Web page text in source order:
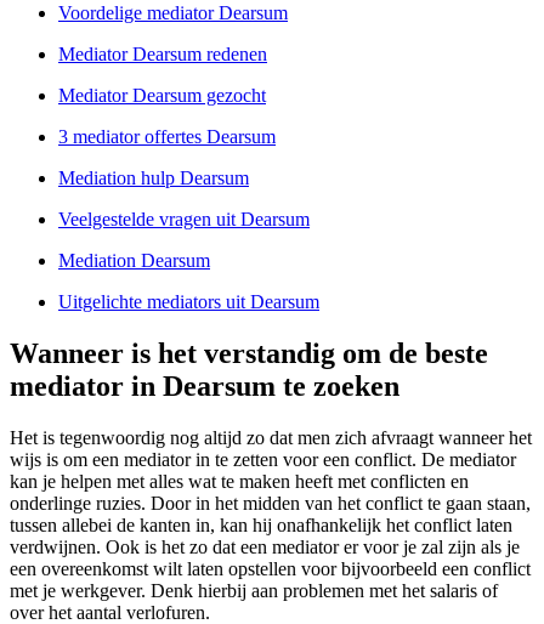
Voordelige mediator Dearsum
Mediator Dearsum redenen
Mediator Dearsum gezocht
3 mediator offertes Dearsum
Mediation hulp Dearsum
Veelgestelde vragen uit Dearsum
Mediation Dearsum
Uitgelichte mediators uit Dearsum
Wanneer is het verstandig om de beste
mediator in Dearsum te zoeken
Het is tegenwoordig nog altijd zo dat men zich afvraagt wanneer het
wijs is om een mediator in te zetten voor een conflict. De mediator
kan je helpen met alles wat te maken heeft met conflicten en
onderlinge ruzies. Door in het midden van het conflict te gaan staan,
tussen allebei de kanten in, kan hij onafhankelijk het conflict laten
verdwijnen. Ook is het zo dat een mediator er voor je zal zijn als je
een overeenkomst wilt laten opstellen voor bijvoorbeeld een conflict
met je werkgever. Denk hierbij aan problemen met het salaris of
over het aantal verlofuren.